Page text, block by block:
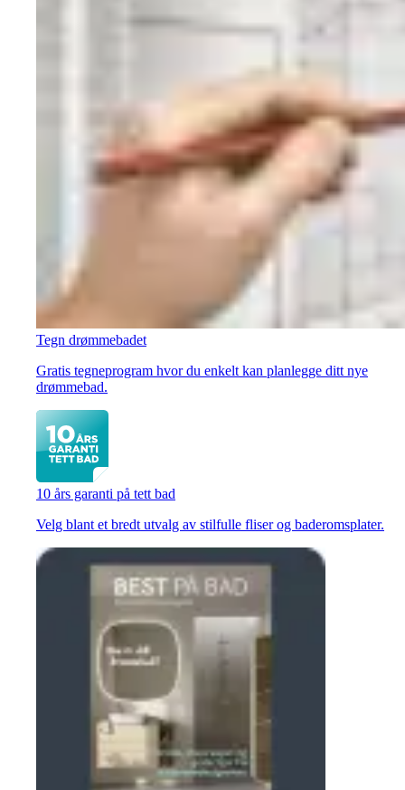
Tegn drømmebadet
Gratis tegneprogram hvor du enkelt kan planlegge ditt nye
drømmebad.
10 års garanti på tett bad
Velg blant et bredt utvalg av stilfulle fliser og baderomsplater.